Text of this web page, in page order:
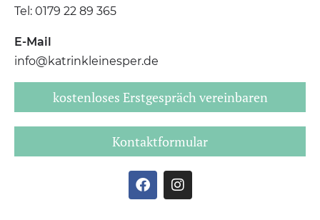
Tel: 0179 22 89 365
E-Mail
info@katrinkleinesper.de
kostenloses Erstgespräch vereinbaren
Kontaktformular